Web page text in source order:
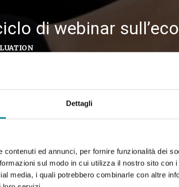
Dettagli
ed annunci, per fornire funzionalità dei
sul modo in cui utilizza il nostro sito con
media, i quali potrebbero combinarle con altre
di webinar